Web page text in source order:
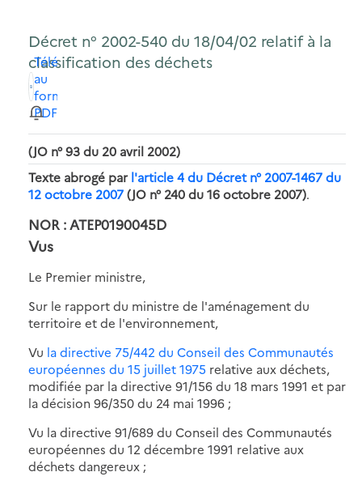
Décret n° 2002-540 du 18/04/02 relatif à la
classification des déchets
Télécharger
au
format
PDF
(JO n° 93 du 20 avril 2002)
Texte abrogé par l'article 4 du Décret n° 2007-1467 du
12 octobre 2007(JO n° 240 du 16 octobre 2007).
NOR : ATEP0190045D
Vus
Le Premier ministre,
Sur le rapport du ministre de l'aménagement du
territoire et de l'environnement,
Vu la directive 75/442 du Conseil des Communautés
européennes du 15 juillet 1975 relative aux déchets,
modifiée par la directive 91/156 du 18 mars 1991 et par
la décision 96/350 du 24 mai 1996 ;
Vu la directive 91/689 du Conseil des Communautés
européennes du 12 décembre 1991 relative aux
déchets dangereux ;